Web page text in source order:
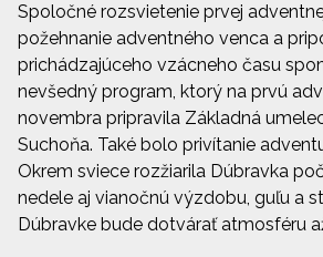
Spoločné rozsvietenie prvej
požehnanie adventného venca a
prichádzajúceho vzácneho času
nevšedný program, ktorý na prvú
novembra pripravila Základná
Suchoňa. Také bolo privítanie
Okrem sviece rozžiarila Dúbravka
nedele aj vianočnú výzdobu, guľu a
Dúbravke bude dotvárať atmosféru